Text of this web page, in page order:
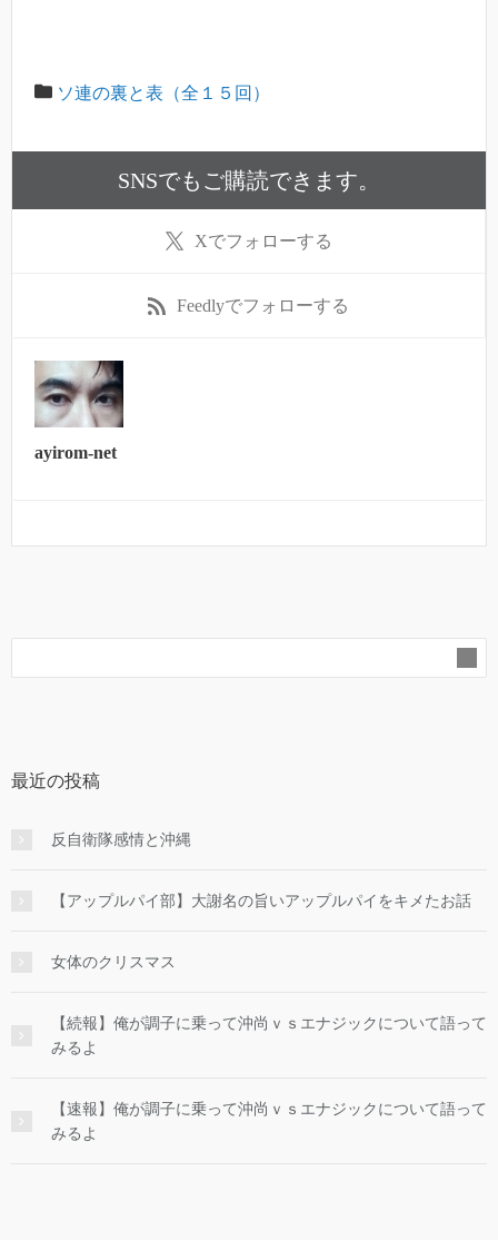
ソ連の裏と表（全１５回）
SNSでもご購読できます。
Xでフォローする
Feedlyでフォローする
ayirom-net
最近の投稿
反自衛隊感情と沖縄
【アップルパイ部】大謝名の旨いアップルパイをキメたお話
女体のクリスマス
【続報】俺が調子に乗って沖尚ｖｓエナジックについて語って
みるよ
【速報】俺が調子に乗って沖尚ｖｓエナジックについて語って
みるよ